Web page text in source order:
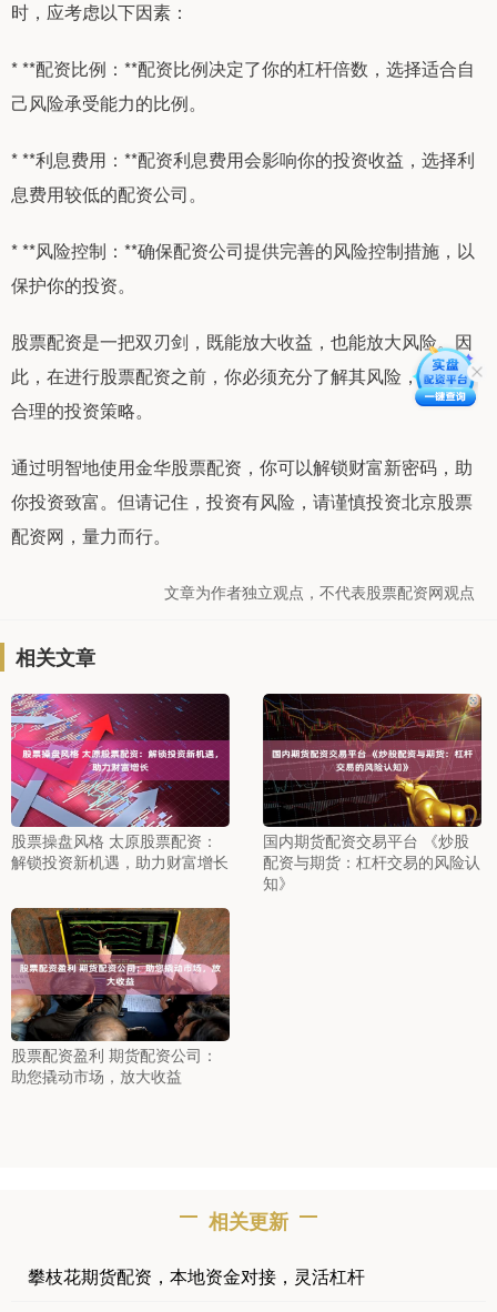
时，应考虑以下因素：
* **配资比例：**配资比例决定了你的杠杆倍数，选择适合自
己风险承受能力的比例。
* **利息费用：**配资利息费用会影响你的投资收益，选择利
息费用较低的配资公司。
* **风险控制：**确保配资公司提供完善的风险控制措施，以
保护你的投资。
股票配资是一把双刃剑，既能放大收益，也能放大风险。因
此，在进行股票配资之前，你必须充分了解其风险，并制定
合理的投资策略。
通过明智地使用金华股票配资，你可以解锁财富新密码，助
你投资致富。但请记住，投资有风险，请谨慎投资北京股票
配资网，量力而行。
文章为作者独立观点，不代表股票配资网观点
相关文章
股票操盘风格 太原股票配资：
解锁投资新机遇，助力财富增长
国内期货配资交易平台 《炒股
配资与期货：杠杆交易的风险认
知》
股票配资盈利 期货配资公司：
助您撬动市场，放大收益
相关更新
攀枝花期货配资，本地资金对接，灵活杠杆